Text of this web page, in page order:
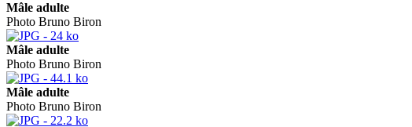
Mâle adulte
Photo Bruno Biron
Mâle adulte
Photo Bruno Biron
Mâle adulte
Photo Bruno Biron